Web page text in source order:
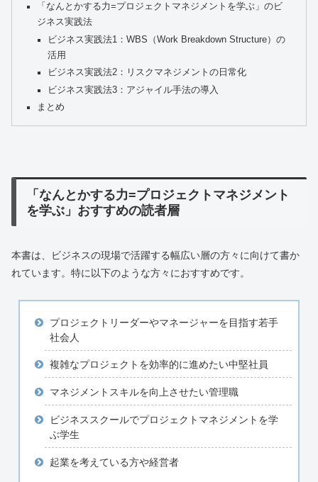
「なんとかする力=プロジェクトマネジメントを学ぶ」のビ
ジネス実践法
ビジネス実践法1：WBS（Work Breakdown Structure）の
活用
ビジネス実践法2：リスクマネジメントの日常化
ビジネス実践法3：アジャイル手法の導入
まとめ
「なんとかする力=プロジェクトマネジメント
を学ぶ」おすすめの読者層
本書は、ビジネスの現場で活躍する幅広い層の方々に向けて書か
れています。特に以下のような方々におすすめです。
プロジェクトリーダーやマネージャーを目指す若手
社会人
複雑なプロジェクトを効率的に進めたい中堅社員
マネジメントスキルを向上させたい管理職
ビジネススクールでプロジェクトマネジメントを学
ぶ学生
起業を考えている方や経営者